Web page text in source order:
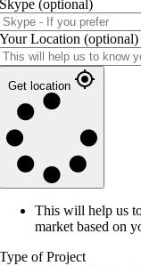
Skype (optional)
Your Location (optional)
Get location
This will help us
market based on
Type of Project